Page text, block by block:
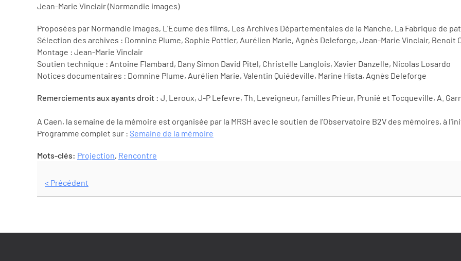
Jean-Marie Vinclair (Normandie images)
Proposées par Normandie Images, L’Ecume des films, Les Archives Départementales de la Manche, La Fabrique de
Sélection des archives : Domnine Plume, Sophie Pottier, Aurélien Marie, Agnès Deleforge, Jean-Marie Vinclair, Benoit
Montage : Jean-Marie Vinclair
Soutien technique : Antoine Flambard, Dany Simon David Pitel, Christelle Langlois, Xavier Danzelle, Nicolas Losardo
Notices documentaires : Domnine Plume, Aurélien Marie, Valentin Quiédeville, Marine Hista, Agnès Deleforge
Remerciements aux ayants droit : J. Leroux, J-P Lefevre, Th. Leveigneur, familles Prieur, Prunié et Tocqueville, A.
A Caen, la semaine de la mémoire est organisée par la MRSH avec le soutien de l'Observatoire B2V des mémoires, à
Programme complet sur : Semaine de la mémoire
Mots-clés: Projection, Rencontre
< Précédent